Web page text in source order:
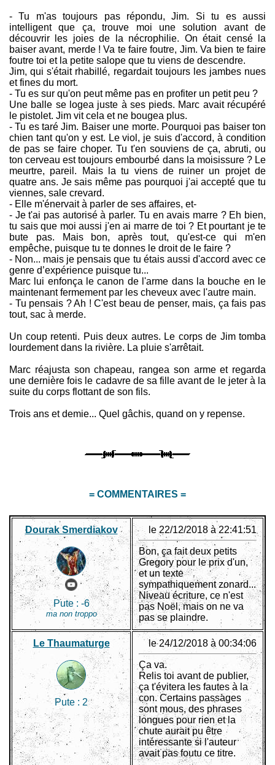
- Tu m'as toujours pas répondu, Jim. Si tu es aussi
intelligent que ça, trouve moi une solution avant de
découvrir les joies de la nécrophilie. On était censé la
baiser avant, merde ! Va te faire foutre, Jim. Va bien te faire
foutre toi et la petite salope que tu viens de descendre.
Jim, qui s'était rhabillé, regardait toujours les jambes nues
et fines du mort.
- Tu es sur qu'on peut même pas en profiter un petit peu ?
Une balle se logea juste à ses pieds. Marc avait récupéré
le pistolet. Jim vit cela et ne bougea plus.
- Tu es taré Jim. Baiser une morte. Pourquoi pas baiser ton
chien tant qu'on y est. Le viol, je suis d'accord, à condition
de pas se faire choper. Tu t'en souviens de ça, abruti, ou
ton cerveau est toujours embourbé dans la moisissure ? Le
meurtre, pareil. Mais la tu viens de ruiner un projet de
quatre ans. Je sais même pas pourquoi j'ai accepté que tu
viennes, sale crevard.
- Elle m'énervait à parler de ses affaires, et-
- Je t'ai pas autorisé à parler. Tu en avais marre ? Eh bien,
tu sais que moi aussi j'en ai marre de toi ? Et pourtant je te
bute pas. Mais bon, après tout, qu'est-ce qui m'en
empêche, puisque tu te donnes le droit de le faire ?
- Non... mais je pensais que tu étais aussi d'accord avec ce
genre d’expérience puisque tu...
Marc lui enfonça le canon de l'arme dans la bouche en le
maintenant fermement par les cheveux avec l'autre main.
- Tu pensais ? Ah ! C'est beau de penser, mais, ça fais pas
tout, sac à merde.
Un coup retenti. Puis deux autres. Le corps de Jim tomba
lourdement dans la rivière. La pluie s'arrêtait.
Marc réajusta son chapeau, rangea son arme et regarda
une dernière fois le cadavre de sa fille avant de le jeter à la
suite du corps flottant de son fils.
Trois ans et demie... Quel gâchis, quand on y repense.
= COMMENTAIRES =
Dourak Smerdiakov
Pute : -6
ma non troppo
le 22/12/2018 à 22:41:51
Bon, ça fait deux petits
Gregory pour le prix d'un,
et un texte
sympathiquement zonard...
Niveau écriture, ce n'est
pas Noël, mais on ne va
pas se plaindre.
Le Thaumaturge
Pute : 2
le 24/12/2018 à 00:34:06
Ça va.
Relis toi avant de publier,
ça t'évitera les fautes à la
con. Certains passages
sont mous, des phrases
longues pour rien et la
chute aurait pu être
intéressante si l'auteur
avait pas foutu ce titre.